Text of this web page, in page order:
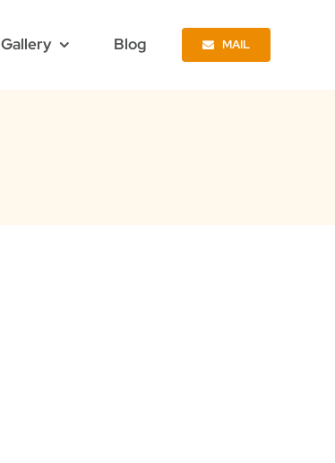
Gallery Blog MAIL